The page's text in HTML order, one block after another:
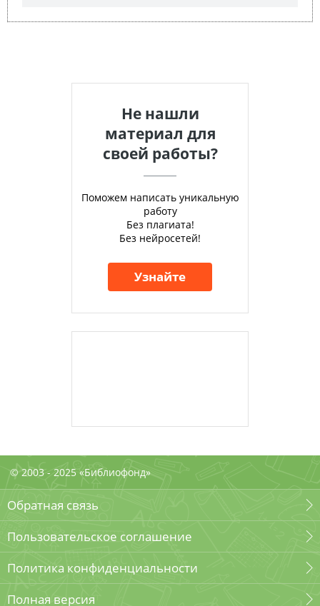
Не нашли
материал для
своей работы?
Поможем написать уникальную
работу
Без плагиата!
Без нейросетей!
Узнайте
© 2003 - 2025 «Библиофонд»
Обратная связь
Пользовательское соглашение
Политика конфиденциальности
Полная версия